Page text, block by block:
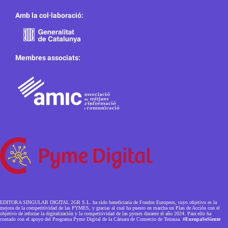
Amb la col·laboració:
Membres associats:
EDITORA SINGULAR DIGITAL 2GR S.L. ha sido beneficiaria de Fondos Europeos, cuyo objetivo es la
mejora de la competitividad de las PYMES, y gracias al cual ha puesto en marcha un Plan de Acción con el
objetivo de reforzar la digitalización y la competitividad de las pymes durante el año 2024. Para ello ha
contado con el apoyo del Programa Pyme Digital de la Cámara de Comercio de Terrassa. #EuropaSeSiente